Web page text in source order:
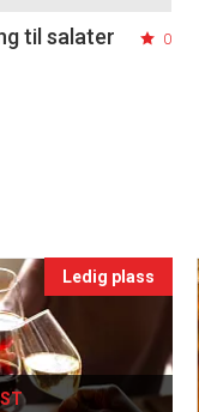
til salater
0
Ledig plass